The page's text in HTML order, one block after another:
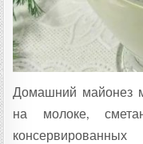
Домашний майонез
на молоке,